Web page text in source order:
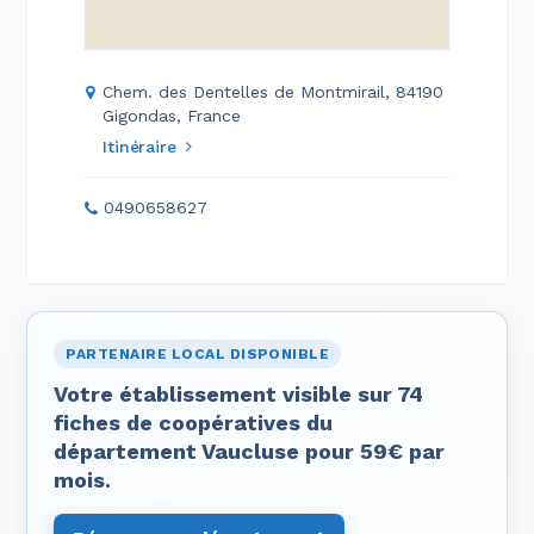
Chem. des Dentelles de Montmirail, 84190
Gigondas, France
Itinéraire
0490658627
PARTENAIRE LOCAL DISPONIBLE
Votre établissement visible sur 74
fiches de coopératives du
département Vaucluse pour 59€ par
mois.